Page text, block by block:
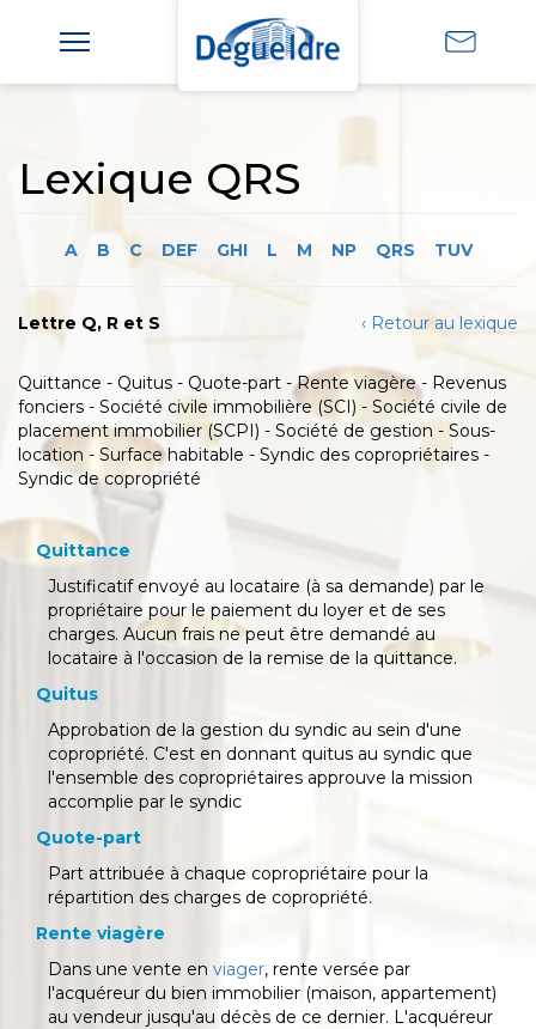
Lexique QRS
A B C DEF GHI L M NP QRS TUV
Lettre Q, R et S ‹ Retour au lexique
Quittance - Quitus - Quote-part - Rente viagère - Revenus
fonciers - Société civile immobilière (SCI) - Société civile de
placement immobilier (SCPI) - Société de gestion - Sous-
location - Surface habitable - Syndic des copropriétaires -
Syndic de copropriété
Quittance
Justificatif envoyé au locataire (à sa demande) par le
propriétaire pour le paiement du loyer et de ses
charges. Aucun frais ne peut être demandé au
locataire à l'occasion de la remise de la quittance.
Quitus
Approbation de la gestion du syndic au sein d'une
copropriété. C'est en donnant quitus au syndic que
l'ensemble des copropriétaires approuve la mission
accomplie par le syndic
Quote-part
Part attribuée à chaque copropriétaire pour la
répartition des charges de copropriété.
Rente viagère
Dans une vente en viager, rente versée par
l'acquéreur du bien immobilier (maison, appartement)
au vendeur jusqu'au décès de ce dernier. L'acquéreur